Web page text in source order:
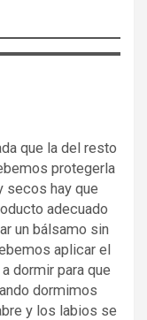
que la del resto
protegerla
secos hay que
adecuado
un bálsamo sin
aplicar el
dormir para que
dormimos
y los labios se